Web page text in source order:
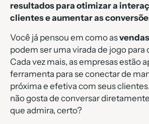
resultados para otimizar a
clientes e aumentar as
Você já pensou em como as
podem ser uma virada de jogo para
Cada vez mais, as empresas estão
ferramenta para se conectar de
próxima e efetiva com seus
não gosta de conversar
que admira, certo?